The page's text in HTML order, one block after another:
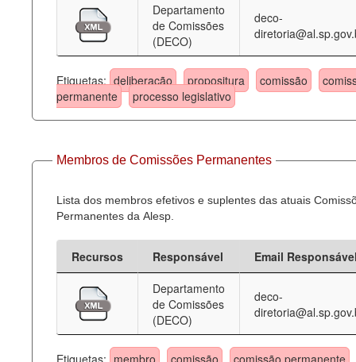
Departamento
de Comissões
(DECO)
deco-
Etiquetas: deliberação propositura comissão
permanente
processo legislativo
Membros de Comissões Permanentes
Lista dos membros efetivos e suplentes das atuais
Permanentes da Alesp.
Recursos Responsável
Email
Departamento
de Comissões
(DECO)
deco-
Etiquetas: membro comissão
comissão permanente